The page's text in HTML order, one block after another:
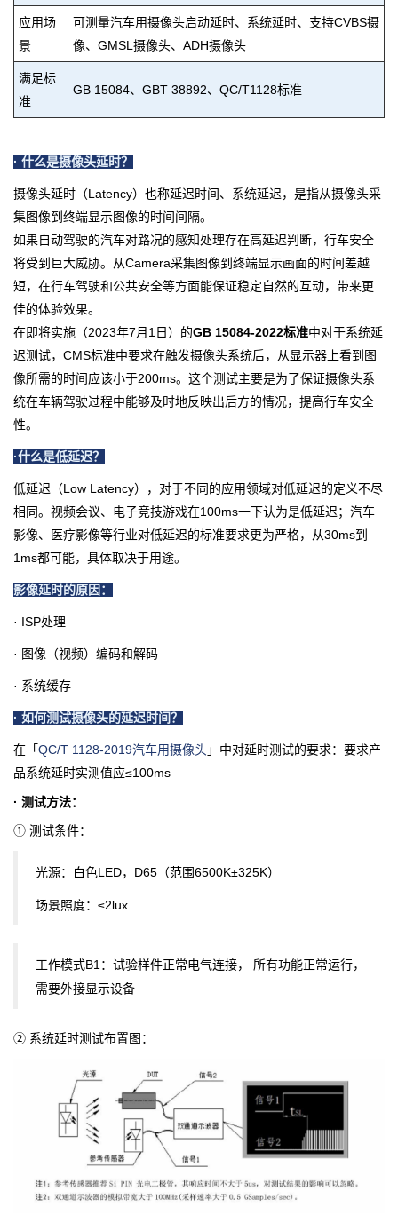
应用场
景
可测量汽车用摄像头启动延时、系统延时、支持CVBS摄
像、GMSL摄像头、ADH摄像头
满足标
准
GB 15084、GBT 38892、QC/T1128标准
· 什么是摄像头延时？
摄像头延时（Latency）也称延迟时间、系统延迟，是指从摄像头采
集图像到终端显示图像的时间间隔。
如果自动驾驶的汽车对路况的感知处理存在高延迟判断，行车安全
将受到巨大威胁。从Camera采集图像到终端显示画面的时间差越
短，在行车驾驶和公共安全等方面能保证稳定自然的互动，带来更
佳的体验效果。
在即将实施（2023年7月1日）的GB 15084-2022标准中对于系统延
迟测试，CMS标准中要求在触发摄像头系统后，从显示器上看到图
像所需的时间应该小于200ms。这个测试主要是为了保证摄像头系
统在车辆驾驶过程中能够及时地反映出后方的情况，提高行车安全
性。
·什么是低延迟？
低延迟（Low Latency），对于不同的应用领域对低延迟的定义不尽
相同。视频会议、电子竞技游戏在100ms一下认为是低延迟；汽车
影像、医疗影像等行业对低延迟的标准要求更为严格，从30ms到
1ms都可能，具体取决于用途。
影像延时的原因：
· ISP处理
· 图像（视频）编码和解码
· 系统缓存
· 如何测试摄像头的延迟时间？
在「QC/T 1128-2019汽车用摄像头」中对延时测试的要求：要求产
品系统延时实测值应≤100ms
· 测试方法：
① 测试条件：
光源：白色LED，D65（范围6500K±325K）
场景照度：≤2lux
工作模式B1：试验样件正常电气连接，
所有功能正常运行，
需要外接显示设备
② 系统延时测试布置图：